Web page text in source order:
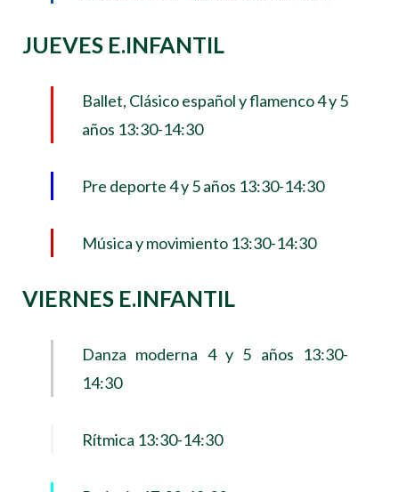
JUEVES E.INFANTIL
Ballet, Clásico español y flamenco 4 y 5
años 13:30-14:30
Pre deporte 4 y 5 años 13:30-14:30
Música y movimiento 13:30-14:30
VIERNES E.INFANTIL
Danza moderna 4 y 5 años 13:30-
14:30
Rítmica 13:30-14:30